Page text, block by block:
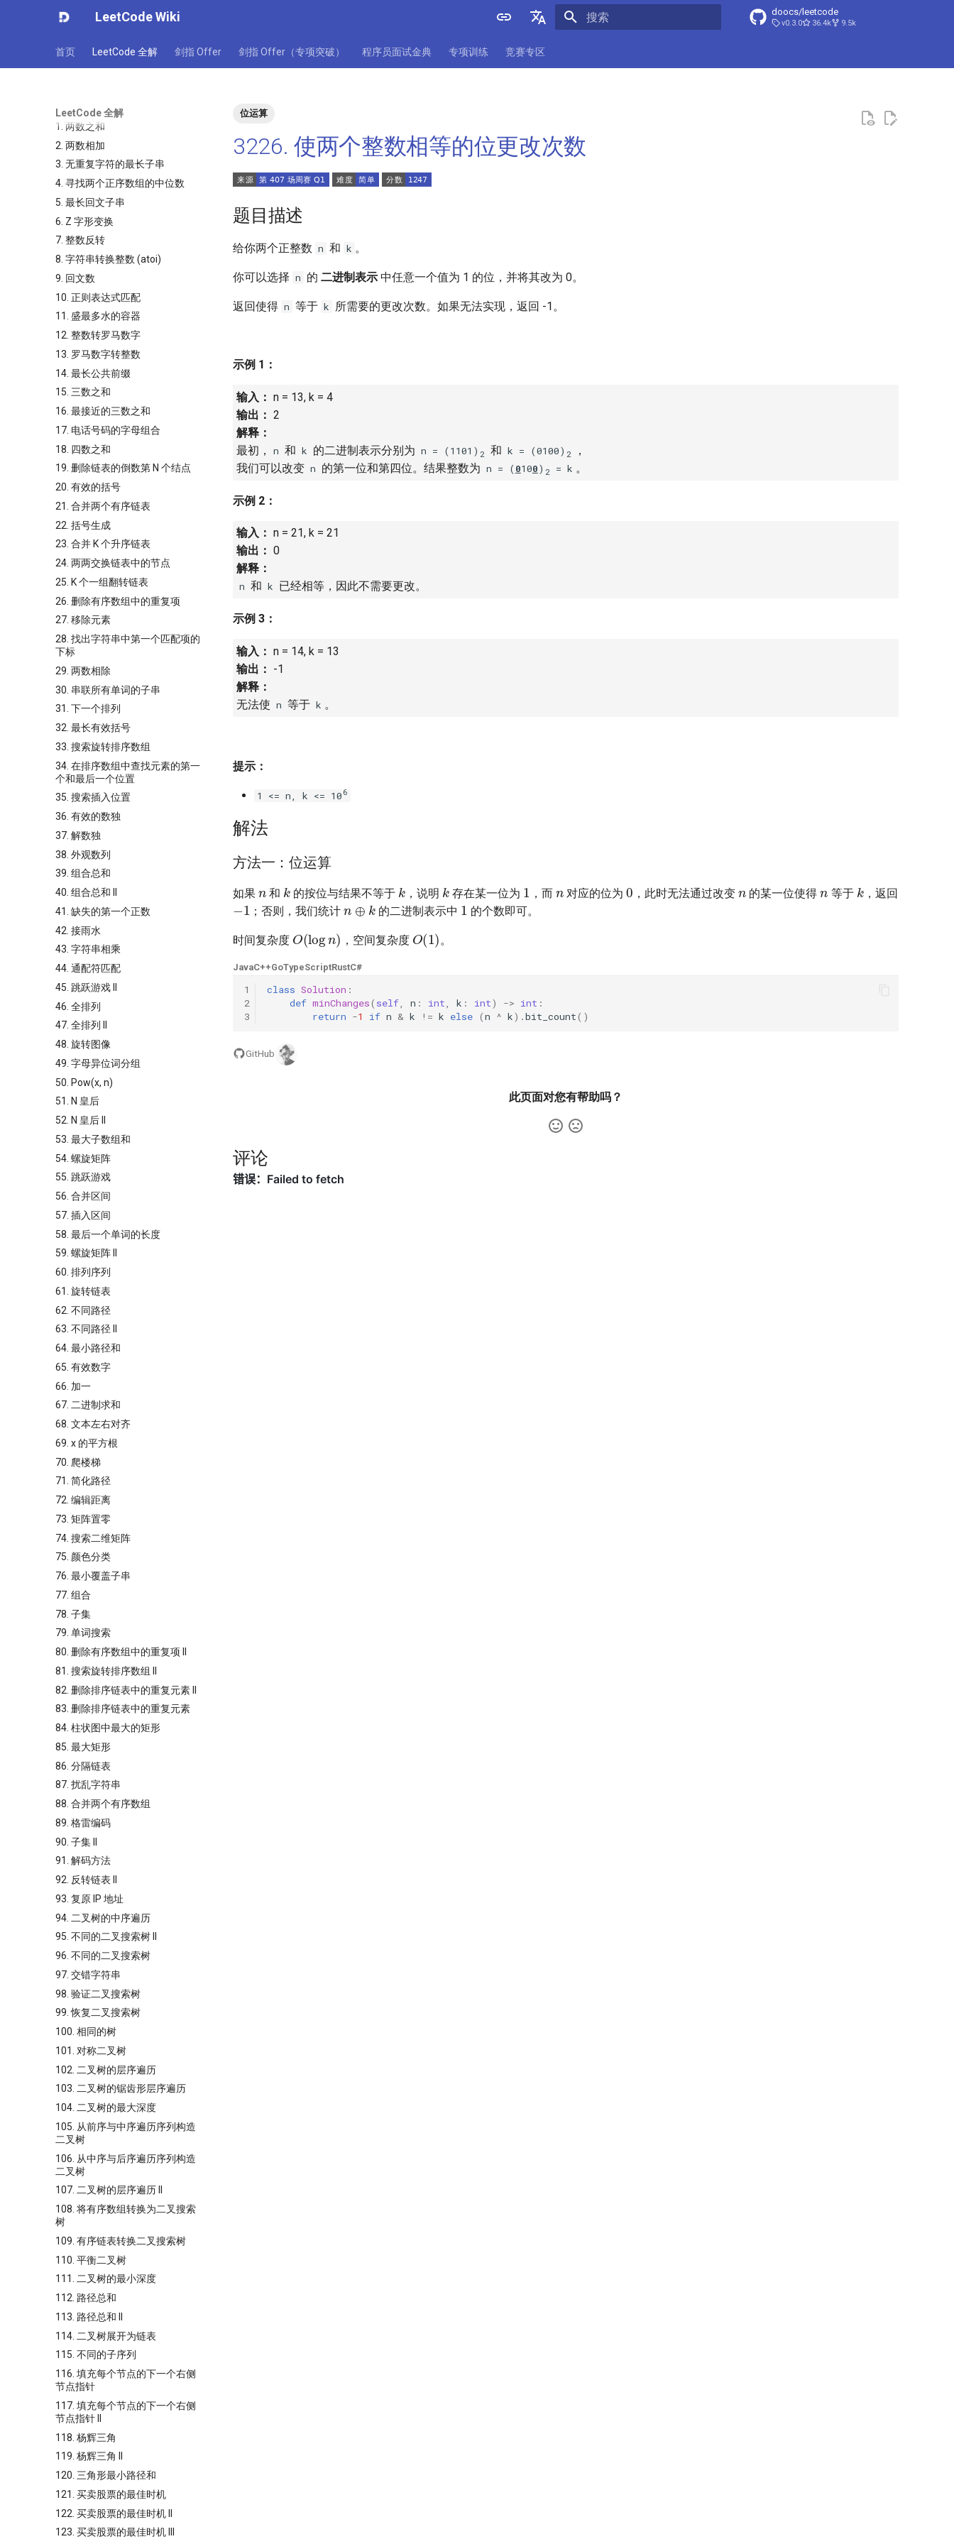
LeetCode Wiki
English
doocs/leetcode
v0.3.0 36.4k 9.5k
首页 LeetCode 全解 剑指 Offer 剑指 Offer（专项突破） 程序员面试金典 专项训练 竞赛专区
LeetCode 全解
1. 两数之和
2. 两数相加
3. 无重复字符的最长子串
4. 寻找两个正序数组的中位数
5. 最长回文子串
6. Z 字形变换
7. 整数反转
8. 字符串转换整数 (atoi)
9. 回文数
10. 正则表达式匹配
11. 盛最多水的容器
12. 整数转罗马数字
13. 罗马数字转整数
14. 最长公共前缀
15. 三数之和
16. 最接近的三数之和
17. 电话号码的字母组合
18. 四数之和
19. 删除链表的倒数第 N 个结点
20. 有效的括号
21. 合并两个有序链表
22. 括号生成
23. 合并 K 个升序链表
24. 两两交换链表中的节点
25. K 个一组翻转链表
26. 删除有序数组中的重复项
27. 移除元素
28. 找出字符串中第一个匹配项的
下标
29. 两数相除
30. 串联所有单词的子串
31. 下一个排列
32. 最长有效括号
33. 搜索旋转排序数组
34. 在排序数组中查找元素的第一
个和最后一个位置
35. 搜索插入位置
36. 有效的数独
37. 解数独
38. 外观数列
39. 组合总和
40. 组合总和 II
41. 缺失的第一个正数
42. 接雨水
43. 字符串相乘
44. 通配符匹配
45. 跳跃游戏 II
46. 全排列
47. 全排列 II
48. 旋转图像
49. 字母异位词分组
50. Pow(x, n)
51. N 皇后
52. N 皇后 II
53. 最大子数组和
54. 螺旋矩阵
55. 跳跃游戏
56. 合并区间
57. 插入区间
58. 最后一个单词的长度
59. 螺旋矩阵 II
60. 排列序列
61. 旋转链表
62. 不同路径
63. 不同路径 II
64. 最小路径和
65. 有效数字
66. 加一
67. 二进制求和
68. 文本左右对齐
69. x 的平方根
70. 爬楼梯
71. 简化路径
72. 编辑距离
73. 矩阵置零
74. 搜索二维矩阵
75. 颜色分类
76. 最小覆盖子串
77. 组合
78. 子集
79. 单词搜索
80. 删除有序数组中的重复项 II
81. 搜索旋转排序数组 II
82. 删除排序链表中的重复元素 II
83. 删除排序链表中的重复元素
84. 柱状图中最大的矩形
85. 最大矩形
86. 分隔链表
87. 扰乱字符串
88. 合并两个有序数组
89. 格雷编码
90. 子集 II
91. 解码方法
92. 反转链表 II
93. 复原 IP 地址
94. 二叉树的中序遍历
95. 不同的二叉搜索树 II
96. 不同的二叉搜索树
97. 交错字符串
98. 验证二叉搜索树
99. 恢复二叉搜索树
100. 相同的树
101. 对称二叉树
102. 二叉树的层序遍历
103. 二叉树的锯齿形层序遍历
104. 二叉树的最大深度
105. 从前序与中序遍历序列构造
二叉树
106. 从中序与后序遍历序列构造
二叉树
107. 二叉树的层序遍历 II
108. 将有序数组转换为二叉搜索
树
109. 有序链表转换二叉搜索树
110. 平衡二叉树
111. 二叉树的最小深度
112. 路径总和
113. 路径总和 II
114. 二叉树展开为链表
115. 不同的子序列
116. 填充每个节点的下一个右侧
节点指针
117. 填充每个节点的下一个右侧
节点指针 II
118. 杨辉三角
119. 杨辉三角 II
120. 三角形最小路径和
121. 买卖股票的最佳时机
122. 买卖股票的最佳时机 II
123. 买卖股票的最佳时机 III
位运算
3226. 使两个整数相等的位更改次数
题目描述
给你两个正整数 n 和 k 。
你可以选择 n 的 二进制表示 中任意一个值为 1 的位，并将其改为 0。
返回使得 n 等于 k 所需要的更改次数。如果无法实现，返回 -1。
示例 1：
输入： n = 13, k = 4
输出： 2
解释：
最初，
n 和 k 的二进制表示分别为 n = (1101) 2 和 k = (0100) 2
，
我们可以改变 n 的第一位和第四位。结果整数为 n = (0100) 2 = k 。
示例 2：
输入： n = 21, k = 21
输出： 0
解释：
n 和 k 已经相等，因此不需要更改。
示例 3：
输入： n = 14, k = 13
输出： -1
解释：
无法使 n 等于 k 。
提示：
1 <= n, k <= 106
解法
方法一：位运算
如果 和 的按位与结果不等于 ，说明 存在某一位为 ，而 对应的位为 ，此时无法通过改变 的某一位使得 等于 ，返回
−1
；否则，我们统计
n⊕k
的二进制表示中
1
的个数即可。
时间复杂度
O (log n
，空间复杂度
O (1)
。
JavaC++GoTypeScriptRustC#
1
2
3
class Solution :
def minChanges( self, n : int, k : int) -> int :
return -1 if n & k != k else (n ^ k) .bit_count()
GitHub
此页面对您有帮助吗？
评论